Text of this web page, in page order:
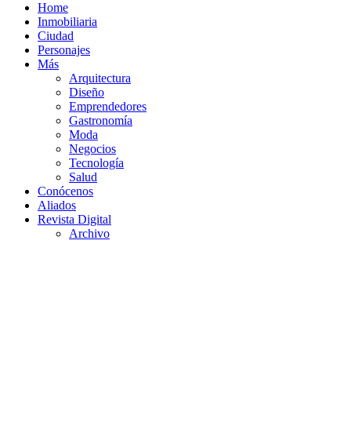
Home
Inmobiliaria
Ciudad
Personajes
Más
Arquitectura
Diseño
Emprendedores
Gastronomía
Moda
Negocios
Tecnología
Salud
Conócenos
Aliados
Revista Digital
Archivo